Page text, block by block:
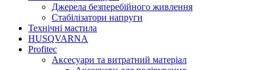
Джерела безперебійного живлення
Стабілізатори напруги
Технічні мастила
HUSQVARNA
Profitec
Аксесуари та витратний матеріал